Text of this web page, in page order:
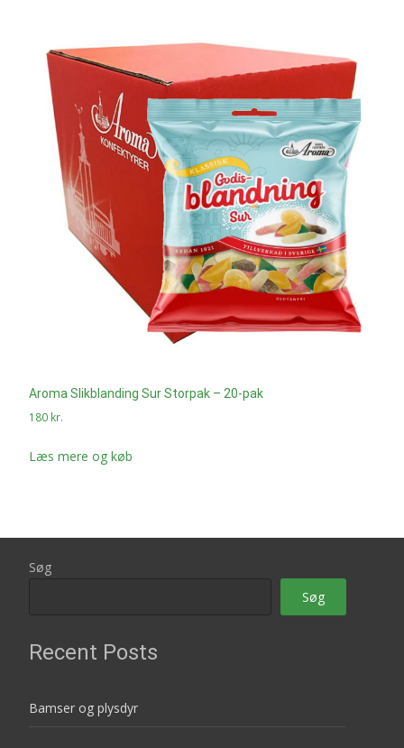
Aroma Slikblanding Sur Storpak – 20-pak
180 kr.
Læs mere og køb
Søg
Søg
Recent Posts
Bamser og plysdyr